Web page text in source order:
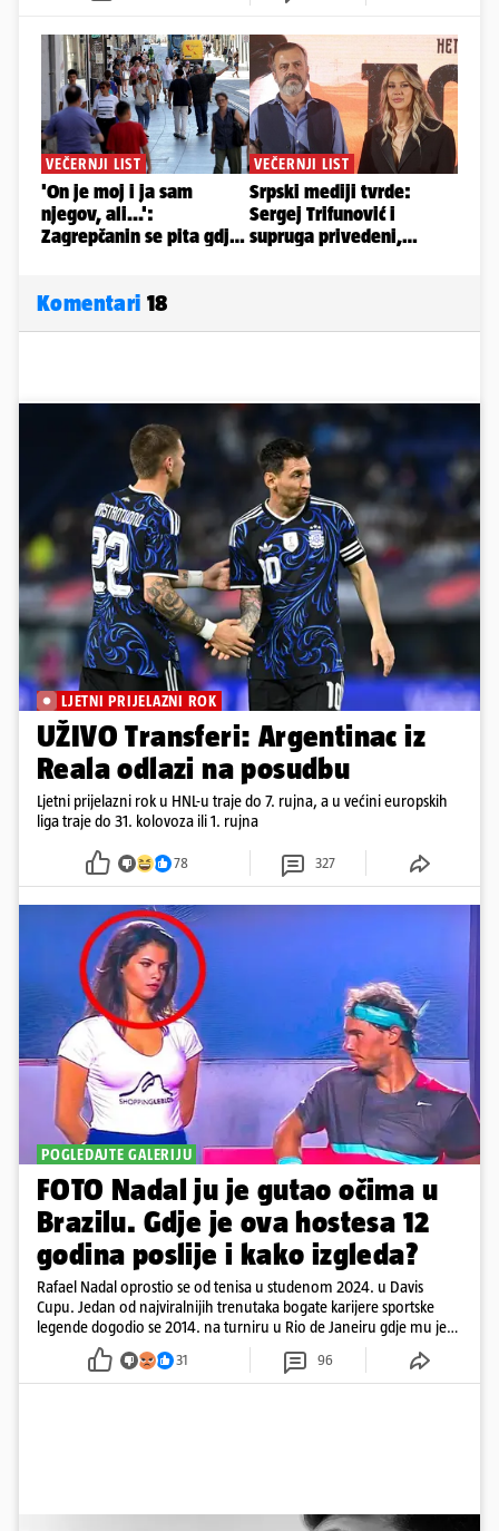
Komentari 18
LJETNI PRIJELAZNI ROK
UŽIVO Transferi: Argentinac iz
Reala odlazi na posudbu
Ljetni prijelazni rok u HNL-u traje do 7. rujna, a u većini europskih
liga traje do 31. kolovoza ili 1. rujna
78 327
POGLEDAJTE GALERIJU
FOTO Nadal ju je gutao očima u
Brazilu. Gdje je ova hostesa 12
godina poslije i kako izgleda?
Rafael Nadal oprostio se od tenisa u studenom 2024. u Davis
Cupu. Jedan od najviralnijih trenutaka bogate karijere sportske
legende dogodio se 2014. na turniru u Rio de Janeiru gdje mu je
pažnju odvlačila ljepotica iza klupe
31 96